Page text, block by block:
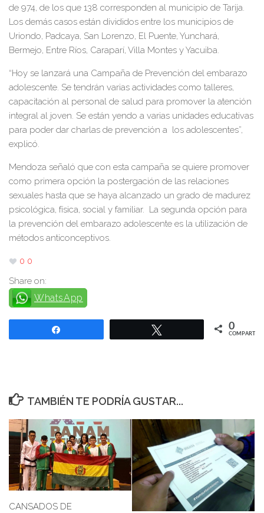
de 974, de los que 138 corresponden al municipio de Tarija.
Los demás casos están divididos entre los municipios de
Uriondo, Padcaya, San Lorenzo, El Puente, Yunchará,
Bermejo, Entre Ríos, Caraparí, Villa Montes y Yacuiba.
“Hoy se lanzará una Campaña de Prevención del embarazo
adolescente. Se tendrán varias actividades como talleres,
capacitación al personal de salud para promover la atención
integral al joven. Se están yendo a varias unidades educativas
para poder dar charlas de prevención a los adolescentes”,
explicó.
Mendoza señaló que con esta campaña se quiere promover
como primera opción la postergación de las relaciones
sexuales hasta que se haya alcanzado un grado de madurez
psicológica, física, social y familiar. La segunda opción para
la prevención del embarazo adolescente es la utilización de
métodos anticonceptivos.
0 0
Share on:
WhatsApp
0
COMPARTIR
TAMBIÉN TE PODRÍA GUSTAR...
CANSADOS DE